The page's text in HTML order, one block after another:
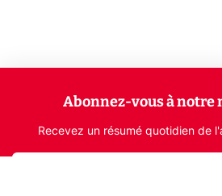
Abonnez-vous à notre
Recevez un résumé quotidien de